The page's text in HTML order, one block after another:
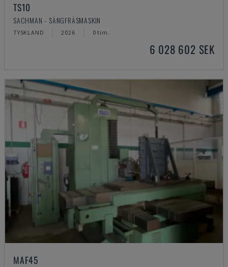
TS10
SACHMAN - SÄNGFRÄSMASKIN
TYSKLAND 2026 0 tim.
6 028 602 SEK
MAF45